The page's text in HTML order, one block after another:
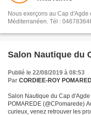
Nous exerçons au Cap d'Agde
Méditerranéen. Tél :
Salon Nautique du
Publié le 22/08/2019 à 08:53
Par CORDIEE-ROY
Salon Nautique du Cap
POMAREDE (@CPomarede)
curieux, venez retrouver les